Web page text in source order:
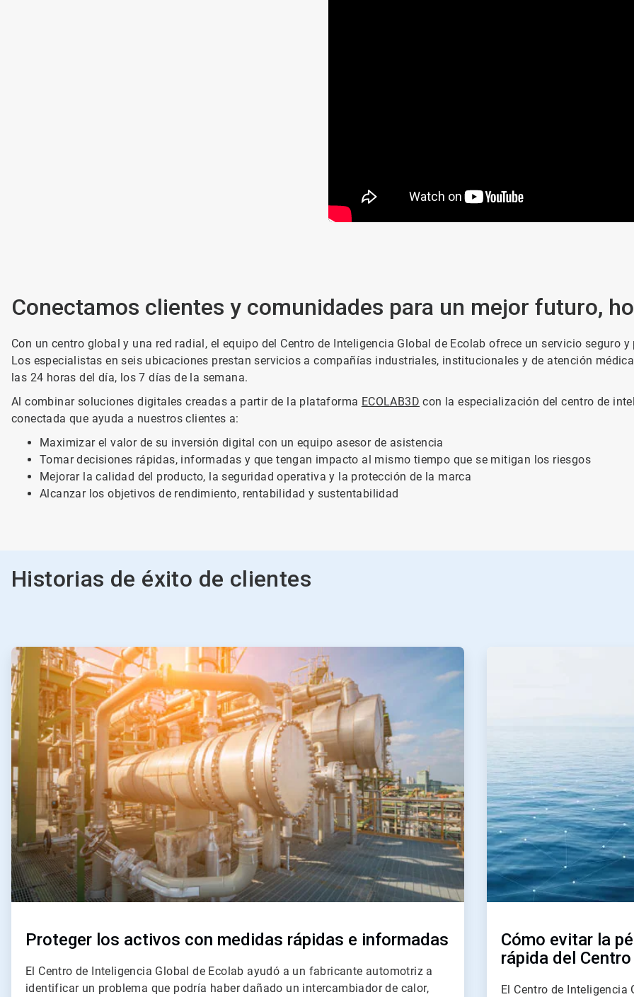
Conectamos clientes y comunidades para un mejor futuro,
Con un centro global y una red radial, el equipo del Centro de Inteligencia Global de Ecolab ofrece un servicio seguro
Los especialistas en seis ubicaciones prestan servicios a compañías industriales, institucionales y de atención
las 24 horas del día, los 7 días de la semana.
Al combinar soluciones digitales creadas a partir de la plataforma ECOLAB3D con la especialización del centro de
conectada que ayuda a nuestros clientes a:
Maximizar el valor de su inversión digital con un equipo asesor de asistencia
Tomar decisiones rápidas, informadas y que tengan impacto al mismo tiempo que se mitigan los riesgos
Mejorar la calidad del producto, la seguridad operativa y la protección de la marca
Alcanzar los objetivos de rendimiento, rentabilidad y sustentabilidad
Historias de éxito de clientes
ArticleTile
1
de
2
Proteger los activos con medidas rápidas e informadas
El Centro de Inteligencia Global de Ecolab ayudó a un fabricante automotriz a
identificar un problema que podría haber dañado un intercambiador de calor,
Cómo evitar la
rápida del
El Centro de